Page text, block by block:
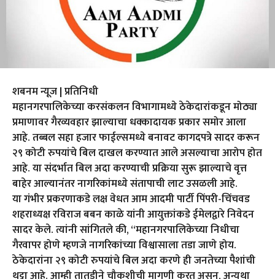
शबनम न्यूज | प्रतिनिधी
महानगरपालिकेच्या करसंकलन विभागामध्ये ठेकेदारांकडून मोठ्या
प्रमाणावर गैरव्यवहार झाल्याचा धक्कादायक प्रकार समोर आला
आहे. तब्बल सहा हजार फाईल्समध्ये बनावट कागदपत्रे सादर करून
२९ कोटी रुपयांचे बिल दाखल करण्यात आले असल्याचा आरोप होत
आहे. या संदर्भात बिल अदा करण्याची प्रक्रिया सुरू झाल्याचे वृत्त
बाहेर आल्यानंतर नागरिकांमध्ये संतापाची लाट उसळली आहे.
या गंभीर प्रकरणाकडे लक्ष वेधत आम आदमी पार्टी पिंपरी-चिंचवड
शहराध्यक्ष रविराज बबन काळे यांनी आयुक्तांकडे ईमेलद्वारे निवेदन
सादर केले. त्यांनी सांगितले की, “महानगरपालिकेच्या निधीचा
गैरवापर होणे म्हणजे नागरिकांच्या विश्वासाला तडा जाणे होय.
ठेकेदारांना २९ कोटी रुपयांचे बिल अदा करणे ही जनतेच्या पैशांची